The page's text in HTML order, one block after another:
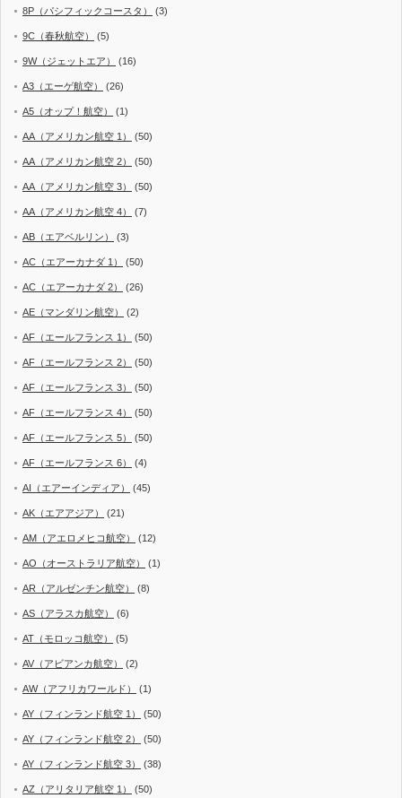
8P（パシフィックコースタ） (3)
9C（春秋航空） (5)
9W（ジェットエア） (16)
A3（エーゲ航空） (26)
A5（オップ！航空） (1)
AA（アメリカン航空 1） (50)
AA（アメリカン航空 2） (50)
AA（アメリカン航空 3） (50)
AA（アメリカン航空 4） (7)
AB（エアベルリン） (3)
AC（エアーカナダ 1） (50)
AC（エアーカナダ 2） (26)
AE（マンダリン航空） (2)
AF（エールフランス 1） (50)
AF（エールフランス 2） (50)
AF（エールフランス 3） (50)
AF（エールフランス 4） (50)
AF（エールフランス 5） (50)
AF（エールフランス 6） (4)
AI（エアーインディア） (45)
AK（エアアジア） (21)
AM（アエロメヒコ航空） (12)
AO（オーストラリア航空） (1)
AR（アルゼンチン航空） (8)
AS（アラスカ航空） (6)
AT（モロッコ航空） (5)
AV（アビアンカ航空） (2)
AW（アフリカワールド） (1)
AY（フィンランド航空 1） (50)
AY（フィンランド航空 2） (50)
AY（フィンランド航空 3） (38)
AZ（アリタリア航空 1） (50)